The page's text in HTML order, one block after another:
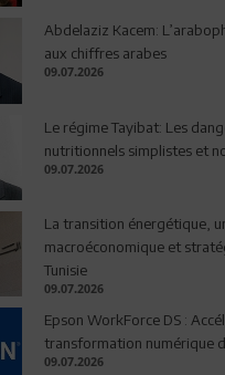
Abdelaziz Kacem:
aux chiffres arabes
09.07.2026
Le régime Tayibat: Les
nutritionnels simplistes et
09.07.2026
La transition énergétique,
macroéconomique et
Tunisie
09.07.2026
Epson WorkForce DS :
transformation numérique
09.07.2026